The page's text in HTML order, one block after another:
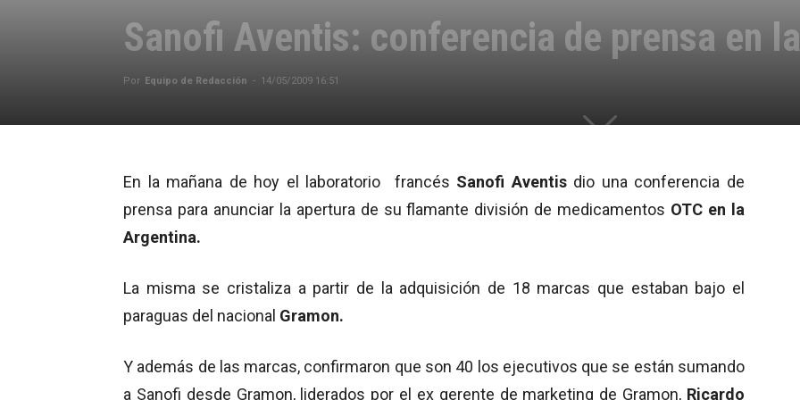
Sanofi Aventis: conferencia de prensa en
Por Equipo de Redacción - 14/05/2009 16:51
En la mañana de hoy el laboratorio francés Sanofi Aventis dio una conferencia de
prensa para anunciar la apertura de su flamante división de medicamentos OTC en la
Argentina.
La misma se cristaliza a partir de la adquisición de 18 marcas que estaban bajo el
paraguas del nacional Gramon.
Y además de las marcas, confirmaron que son 40 los ejecutivos que se están sumando
a Sanofi desde Gramon, liderados por el ex gerente de marketing de Gramon, Ricardo